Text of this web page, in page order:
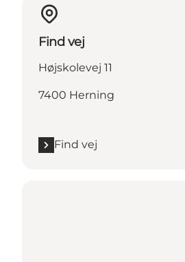
Find vej
Højskolevej 11
7400 Herning
Find vej